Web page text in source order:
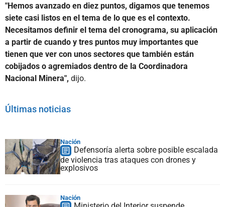
"Hemos avanzado en diez puntos, digamos que tenemos
siete casi listos en el tema de lo que es el contexto.
Necesitamos definir el tema del cronograma, su aplicación
a partir de cuando y tres puntos muy importantes que
tienen que ver con unos sectores que también están
cobijados o agremiados dentro de la Coordinadora
Nacional Minera", dijo.
Últimas noticias
Nación
Defensoría alerta sobre posible escalada
de violencia tras ataques con drones y
explosivos
Nación